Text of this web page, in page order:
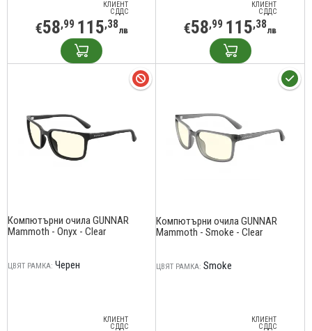
КЛИЕНТ
С ДДС
€58,99 115,38лв
КЛИЕНТ
С ДДС
€58,99 115,38лв
Компютърни очила GUNNAR
Mammoth - Onyx - Clear
ЦВЯТ РАМКА: Черен
КЛИЕНТ
С ДДС
Компютърни очила GUNNAR
Mammoth - Smoke - Clear
ЦВЯТ РАМКА: Smoke
КЛИЕНТ
С ДДС